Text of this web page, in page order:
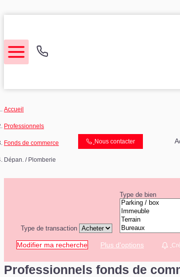
Nous contacter
Louer
Etude de marché
Contact
Accueil
Professionnels
Fonds de commerce
Dépan. / Plomberie
Type de transaction
Type de bien
Modifier ma recherche Plus d'options
Professionnels fonds de